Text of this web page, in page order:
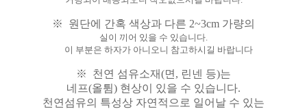
※ 원단에 간혹 색상과 다른 2~3cm 가량의
실이 끼어 있을 수 있습니다.
이 부분은 하자가 아니오니 참고하시길 바랍니다
※ 천연 섬유소재(면, 린넨 등)는
네프(올튐) 현상이 있을 수 있습니다.
천연섬유의 특성상 자연적으로 일어날 수 있는